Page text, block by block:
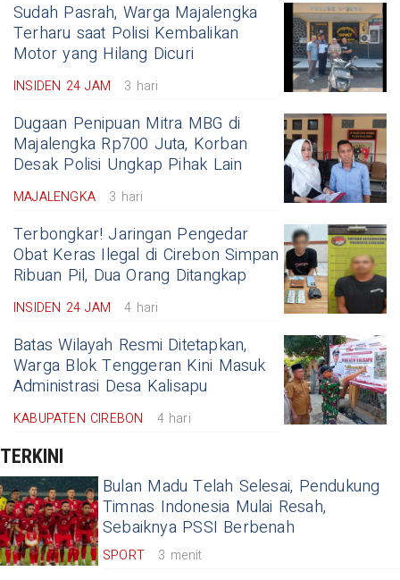
Sudah Pasrah, Warga Majalengka
Terharu saat Polisi Kembalikan
Motor yang Hilang Dicuri
INSIDEN 24 JAM 3 hari
Dugaan Penipuan Mitra MBG di
Majalengka Rp700 Juta, Korban
Desak Polisi Ungkap Pihak Lain
MAJALENGKA 3 hari
Terbongkar! Jaringan Pengedar
Obat Keras Ilegal di Cirebon Simpan
Ribuan Pil, Dua Orang Ditangkap
INSIDEN 24 JAM 4 hari
Batas Wilayah Resmi Ditetapkan,
Warga Blok Tenggeran Kini Masuk
Administrasi Desa Kalisapu
KABUPATEN CIREBON 4 hari
TERKINI
Bulan Madu Telah Selesai, Pendukung
Timnas Indonesia Mulai Resah,
Sebaiknya PSSI Berbenah
SPORT 3 menit